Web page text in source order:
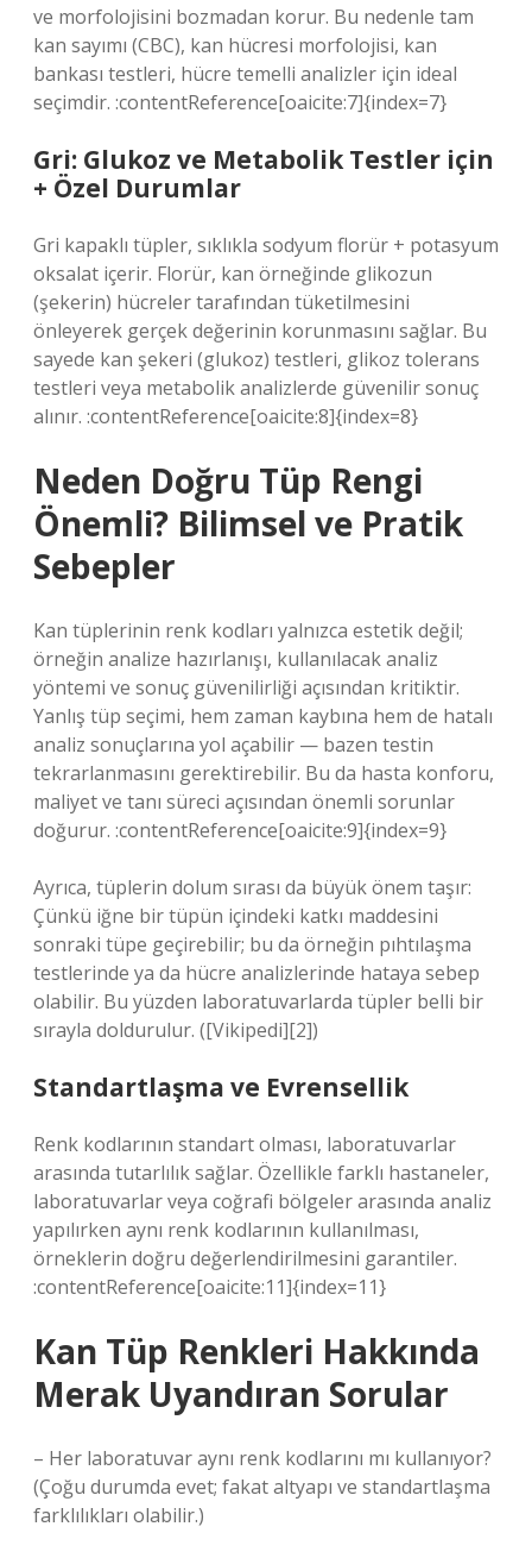
ve morfolojisini bozmadan korur. Bu nedenle tam
kan sayımı (CBC), kan hücresi morfolojisi, kan
bankası testleri, hücre temelli analizler için ideal
seçimdir. :contentReference[oaicite:7]{index=7}
Gri: Glukoz ve Metabolik Testler için
+ Özel Durumlar
Gri kapaklı tüpler, sıklıkla sodyum florür + potasyum
oksalat içerir. Florür, kan örneğinde glikozun
(şekerin) hücreler tarafından tüketilmesini
önleyerek gerçek değerinin korunmasını sağlar. Bu
sayede kan şekeri (glukoz) testleri, glikoz tolerans
testleri veya metabolik analizlerde güvenilir sonuç
alınır. :contentReference[oaicite:8]{index=8}
Neden Doğru Tüp Rengi
Önemli? Bilimsel ve Pratik
Sebepler
Kan tüplerinin renk kodları yalnızca estetik değil;
örneğin analize hazırlanışı, kullanılacak analiz
yöntemi ve sonuç güvenilirliği açısından kritiktir.
Yanlış tüp seçimi, hem zaman kaybına hem de hatalı
analiz sonuçlarına yol açabilir — bazen testin
tekrarlanmasını gerektirebilir. Bu da hasta konforu,
maliyet ve tanı süreci açısından önemli sorunlar
doğurur. :contentReference[oaicite:9]{index=9}
Ayrıca, tüplerin dolum sırası da büyük önem taşır:
Çünkü iğne bir tüpün içindeki katkı maddesini
sonraki tüpe geçirebilir; bu da örneğin pıhtılaşma
testlerinde ya da hücre analizlerinde hataya sebep
olabilir. Bu yüzden laboratuvarlarda tüpler belli bir
sırayla doldurulur. ([Vikipedi][2])
Standartlaşma ve Evrensellik
Renk kodlarının standart olması, laboratuvarlar
arasında tutarlılık sağlar. Özellikle farklı hastaneler,
laboratuvarlar veya coğrafi bölgeler arasında analiz
yapılırken aynı renk kodlarının kullanılması,
örneklerin doğru değerlendirilmesini garantiler.
:contentReference[oaicite:11]{index=11}
Kan Tüp Renkleri Hakkında
Merak Uyandıran Sorular
– Her laboratuvar aynı renk kodlarını mı kullanıyor?
(Çoğu durumda evet; fakat altyapı ve standartlaşma
farklılıkları olabilir.)